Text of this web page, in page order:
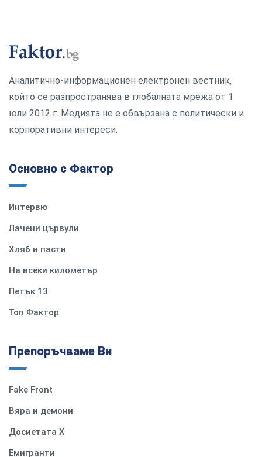
Аналитично-информационен електронен вестник,
който се разпространява в глобалната мрежа от 1
юли 2012 г. Медията не е обвързана с политически и
корпоративни интереси.
Основно с Фактор
Интервю
Лачени цървули
Хляб и пасти
На всеки километър
Петък 13
Топ Фактор
Препоръчваме Ви
Fake Front
Вяра и демони
Досиетата Х
Емигранти